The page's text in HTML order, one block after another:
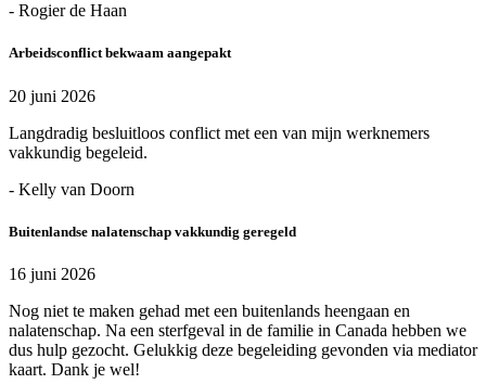
- Rogier de Haan
Arbeidsconflict bekwaam aangepakt
20 juni 2026
Langdradig besluitloos conflict met een van mijn werknemers
vakkundig begeleid.
- Kelly van Doorn
Buitenlandse nalatenschap vakkundig geregeld
16 juni 2026
Nog niet te maken gehad met een buitenlands heengaan en
nalatenschap. Na een sterfgeval in de familie in Canada hebben we
dus hulp gezocht. Gelukkig deze begeleiding gevonden via mediator
kaart. Dank je wel!